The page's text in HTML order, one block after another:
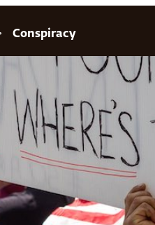
Conspiracy